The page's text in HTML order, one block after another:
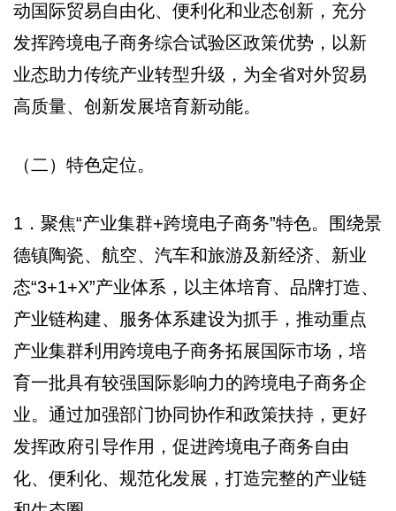
动国际贸易自由化、便利化和业态创新，充分
发挥跨境电子商务综合试验区政策优势，以新
业态助力传统产业转型升级，为全省对外贸易
高质量、创新发展培育新动能。
（二）特色定位。
1．聚焦“产业集群+跨境电子商务”特色。围绕景
德镇陶瓷、航空、汽车和旅游及新经济、新业
态“3+1+X”产业体系，以主体培育、品牌打造、
产业链构建、服务体系建设为抓手，推动重点
产业集群利用跨境电子商务拓展国际市场，培
育一批具有较强国际影响力的跨境电子商务企
业。通过加强部门协同协作和政策扶持，更好
发挥政府引导作用，促进跨境电子商务自由
化、便利化、规范化发展，打造完整的产业链